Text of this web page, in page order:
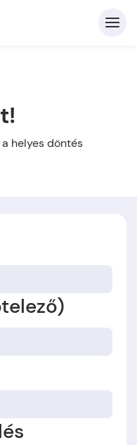
helyes döntés